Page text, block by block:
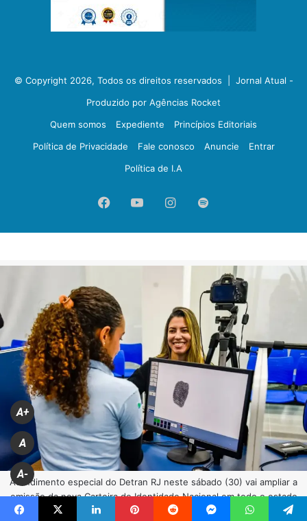
© Copyright 2026, Todos os direitos reservados | Jornal Atual -
Produzido por Agências Rocket
Quem somos
Expediente
Princípios Editoriais
Política de Privacidade
Fale conosco Anuncie
Entrar
Política de I.A
FacebookYouTubeInstagram
Spotify
A+
A
A-
Atendimento especial do Detran RJ neste sábado (30) vai ampliar a
emissão da nova Carteira de Identidade Nacional em todo o estado
(FOTO ALEXANDRE SIMONINI/DETRAN RJ)